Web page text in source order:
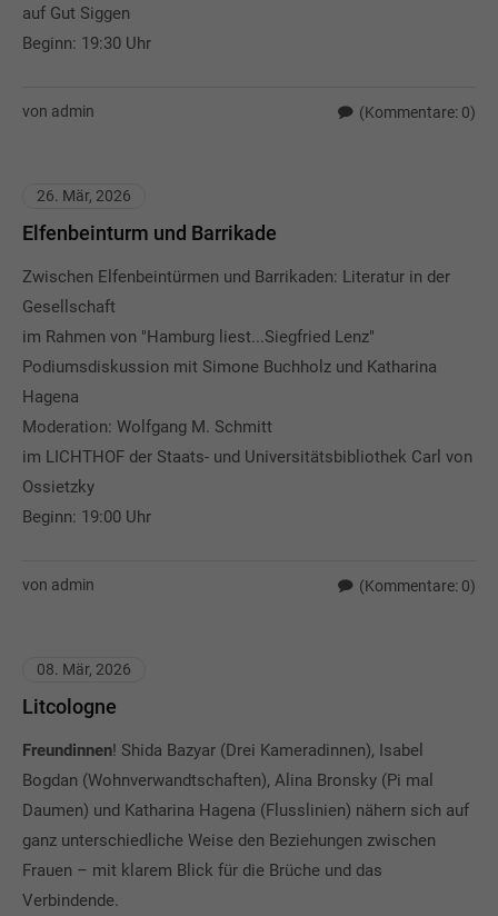
auf Gut Siggen
Beginn: 19:30 Uhr
von admin (Kommentare: 0)
26. Mär, 2026
Elfenbeinturm und Barrikade
Zwischen Elfenbeintürmen und Barrikaden: Literatur in der
Gesellschaft
im Rahmen von "Hamburg liest...Siegfried Lenz"
Podiumsdiskussion mit Simone Buchholz und Katharina
Hagena
Moderation: Wolfgang M. Schmitt
im LICHTHOF der Staats- und Universitätsbibliothek Carl von
Ossietzky
Beginn: 19:00 Uhr
von admin (Kommentare: 0)
08. Mär, 2026
Litcologne
Freundinnen! Shida Bazyar (Drei Kameradinnen), Isabel
Bogdan (Wohnverwandtschaften), Alina Bronsky (Pi mal
Daumen) und Katharina Hagena (Flusslinien) nähern sich auf
ganz unterschiedliche Weise den Beziehungen zwischen
Frauen – mit klarem Blick für die Brüche und das
Verbindende.